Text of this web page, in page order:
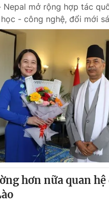
trên
quản:Đài Truyền hình Việt
chí:
Thời báo VTV
động báo in và báo điện tử
12/2023
Vũ Thanh Thủy
tập:Nguyễn Thị Mỹ Hạnh,
Ninh
024.38 355 931 - 024.38 355
Nepal mở rộng hợp tác
- công nghệ, đổi mới
hơn nữa quan